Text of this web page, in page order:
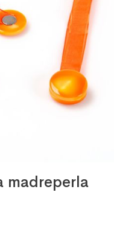
madreperla